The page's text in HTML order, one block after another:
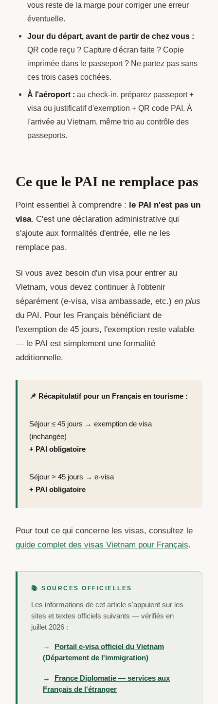
vous reste de la marge pour corriger une erreur
éventuelle.
Jour du départ, avant de partir de chez vous :
QR code reçu ? Capture d'écran faite ? Copie
imprimée dans le passeport ? Ne partez pas sans
ces trois cases cochées.
À l'aéroport : au check-in, préparez passeport +
visa ou justificatif d'exemption + QR code PAI. À
l'arrivée au Vietnam, même trio au contrôle des
passeports.
Ce que le PAI ne remplace pas
Point essentiel à comprendre : le PAI n'est pas un
visa. C'est une déclaration administrative qui
s'ajoute aux formalités d'entrée, elle ne les
remplace pas.
Si vous avez besoin d'un visa pour entrer au
Vietnam, vous devez continuer à l'obtenir
séparément (e-visa, visa ambassade, etc.) en plus
du PAI. Pour les Français bénéficiant de
l'exemption de 45 jours, l'exemption reste valable
— le PAI est simplement une formalité
additionnelle.
📌 Récapitulatif pour un Français en tourisme :
Séjour ≤ 45 jours → exemption de visa
(inchangée)
+ PAI obligatoire
Séjour > 45 jours → e-visa
+ PAI obligatoire
Pour tout ce qui concerne les visas, consultez le
guide complet des visas Vietnam pour Français.
📚 SOURCES OFFICIELLES
Les informations de cet article s'appuient sur les
sites et textes officiels suivants — vérifiés en
juillet 2026 :
Portail e-visa officiel du Vietnam
(Département de l'immigration)
France Diplomatie — services aux
Français de l'étranger